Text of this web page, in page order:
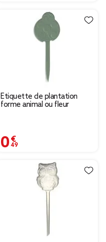
Étiquette de plantation
forme animal ou fleur
0,49 €